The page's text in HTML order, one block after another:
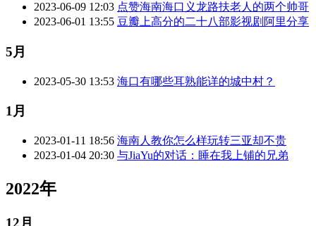
2023-06-09 12:03 点赞海南海口义龙路扶老人的两个帅哥
2023-06-01 13:55 豆瓣上高分的二十八部影视剧阿里分享
5月
2023-05-30 13:53 海口有哪些耳熟能详的城中村？
1月
2023-01-11 18:56 海南人教你怎么样玩转三亚却不贵
2023-01-04 20:30 与JiaYu的对话：睡在我上铺的兄弟
2022年
12月